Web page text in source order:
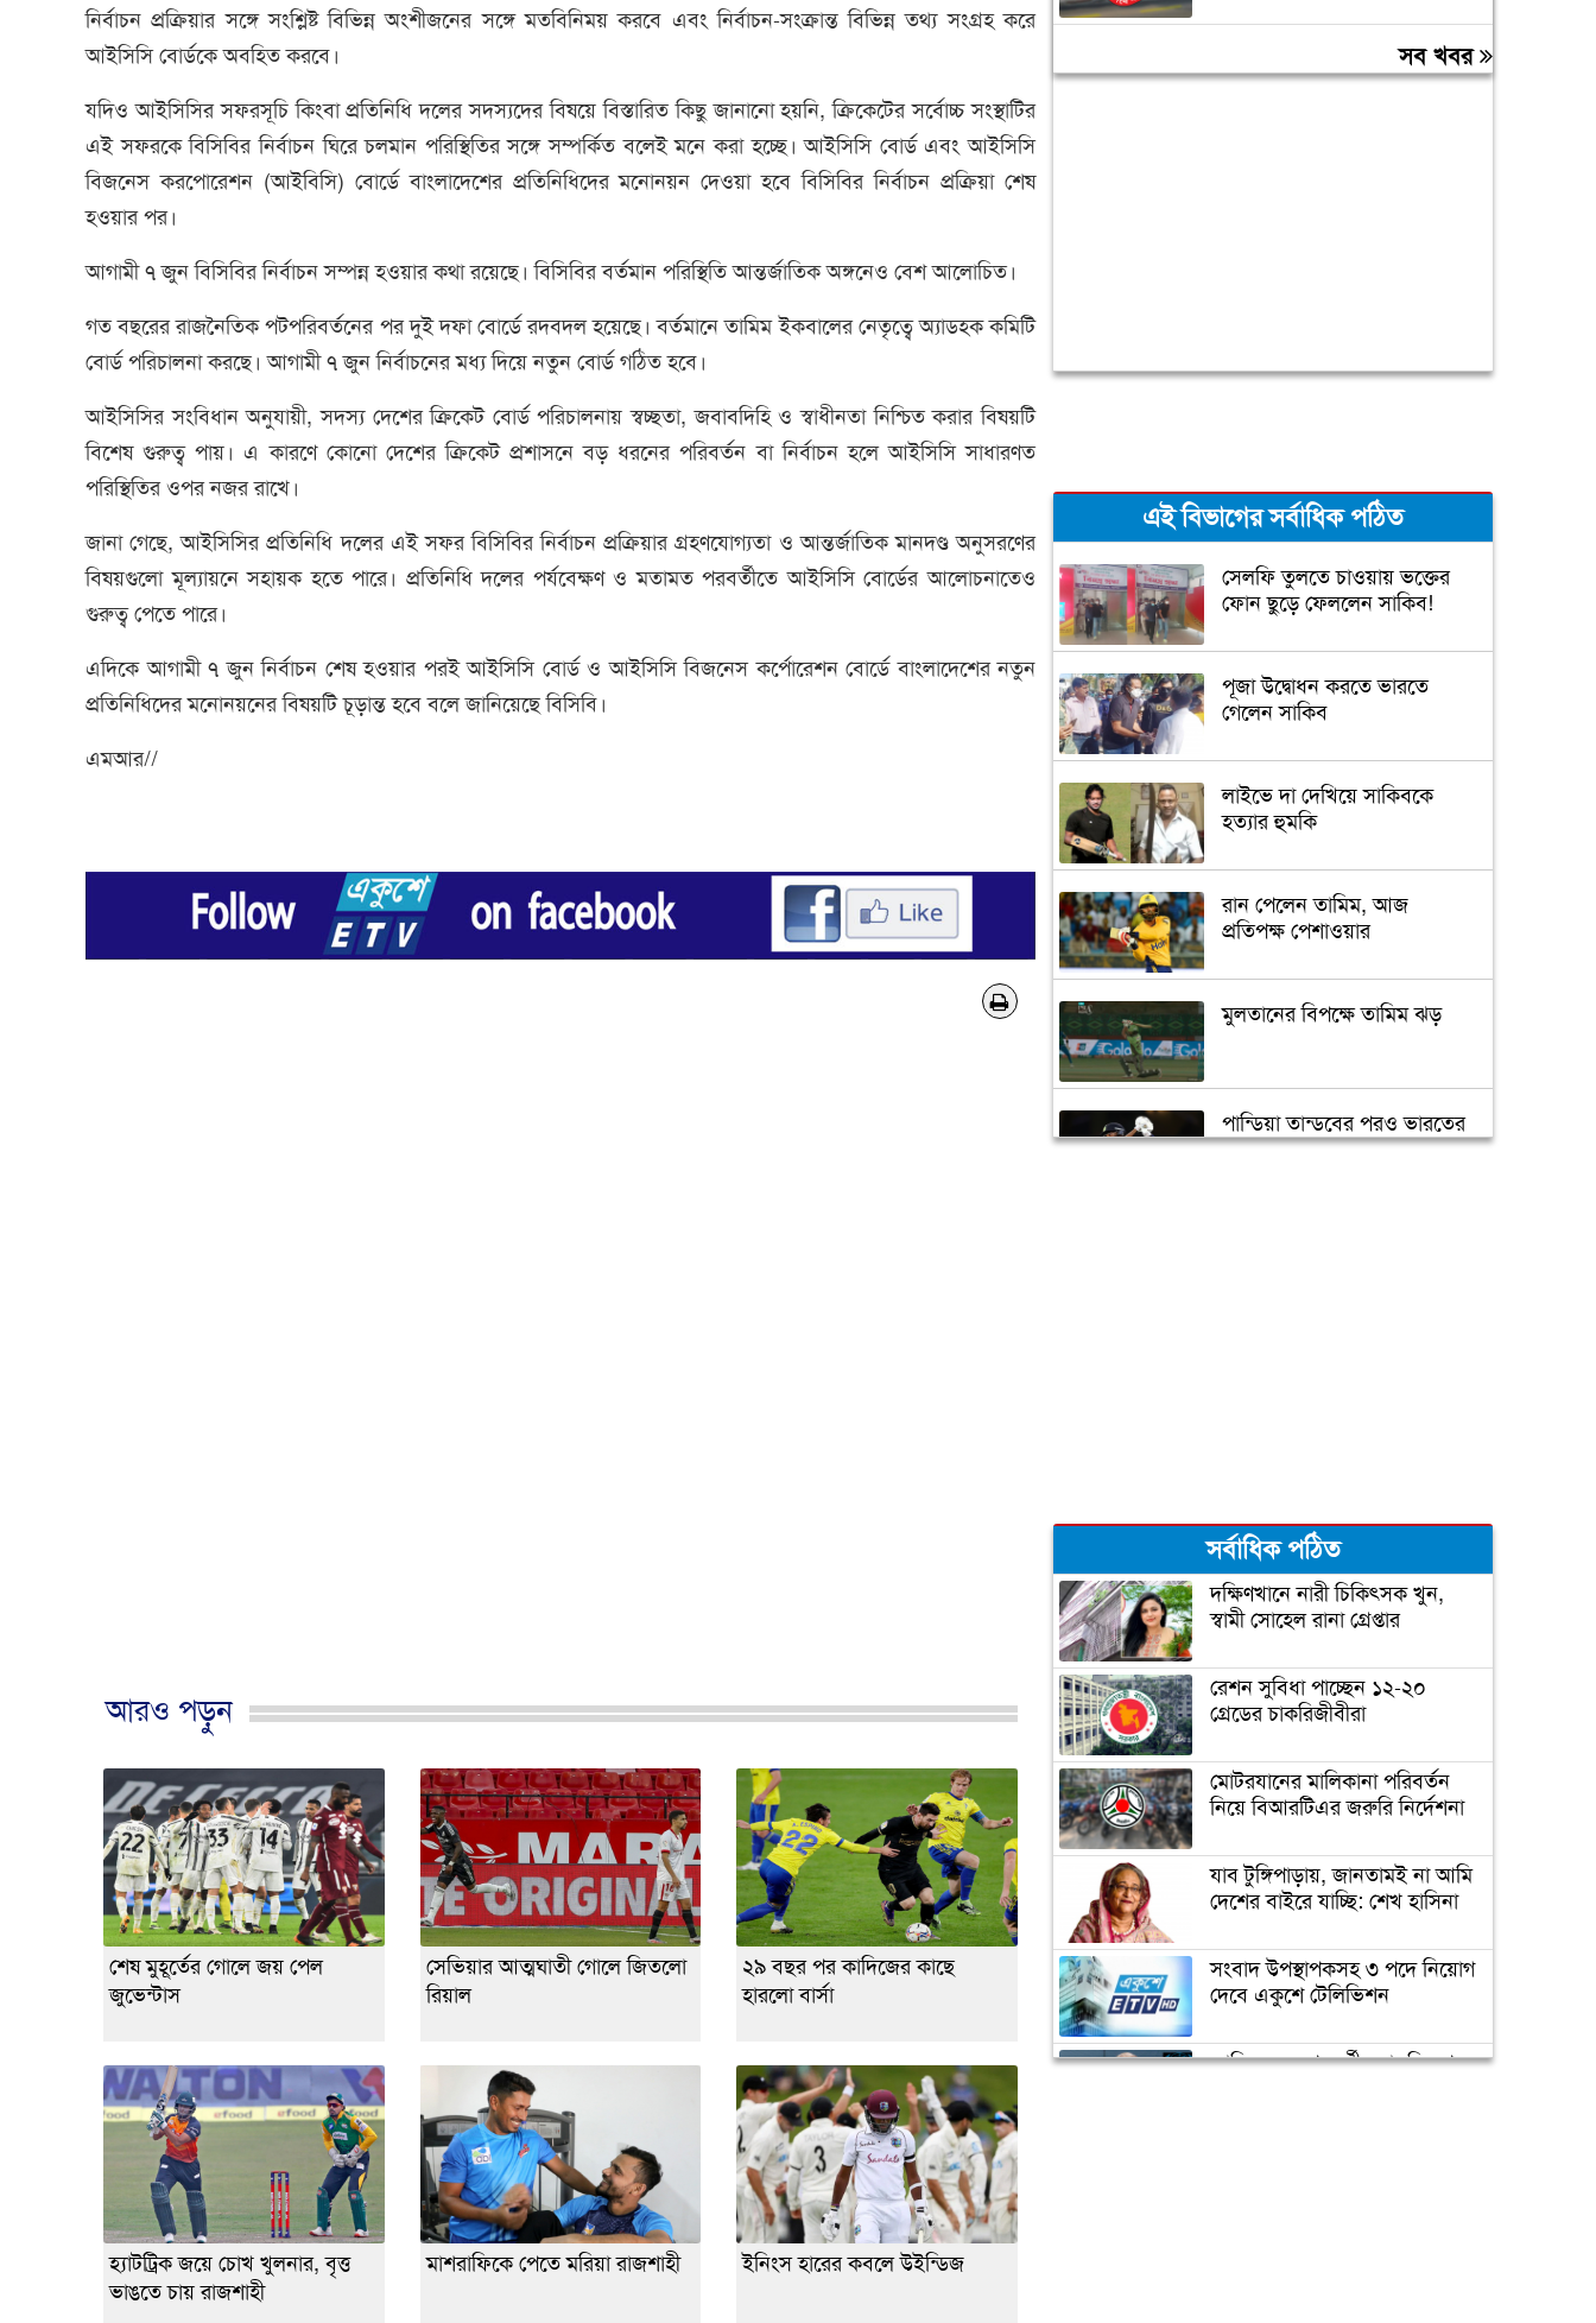
নির্বাচন প্রক্রিয়ার সঙ্গে সংশ্লিষ্ট বিভিন্ন অংশীজনের সঙ্গে মতবিনিময় করবে এবং নির্বাচন-সংক্রান্ত বিভিন্ন তথ্য সংগ্রহ করে
আইসিসি বোর্ডকে অবহিত করবে।
যদিও আইসিসির সফরসূচি কিংবা প্রতিনিধি দলের সদস্যদের বিষয়ে বিস্তারিত কিছু জানানো হয়নি, ক্রিকেটের সর্বোচ্চ সংস্থাটির
এই সফরকে বিসিবির নির্বাচন ঘিরে চলমান পরিস্থিতির সঙ্গে সম্পর্কিত বলেই মনে করা হচ্ছে। আইসিসি বোর্ড এবং আইসিসি
বিজনেস করপোরেশন (আইবিসি) বোর্ডে বাংলাদেশের প্রতিনিধিদের মনোনয়ন দেওয়া হবে বিসিবির নির্বাচন প্রক্রিয়া শেষ
হওয়ার পর।
আগামী ৭ জুন বিসিবির নির্বাচন সম্পন্ন হওয়ার কথা রয়েছে। বিসিবির বর্তমান পরিস্থিতি আন্তর্জাতিক অঙ্গনেও বেশ আলোচিত।
গত বছরের রাজনৈতিক পটপরিবর্তনের পর দুই দফা বোর্ডে রদবদল হয়েছে। বর্তমানে তামিম ইকবালের নেতৃত্বে অ্যাডহক কমিটি
বোর্ড পরিচালনা করছে। আগামী ৭ জুন নির্বাচনের মধ্য দিয়ে নতুন বোর্ড গঠিত হবে।
আইসিসির সংবিধান অনুযায়ী, সদস্য দেশের ক্রিকেট বোর্ড পরিচালনায় স্বচ্ছতা, জবাবদিহি ও স্বাধীনতা নিশ্চিত করার বিষয়টি
বিশেষ গুরুত্ব পায়। এ কারণে কোনো দেশের ক্রিকেট প্রশাসনে বড় ধরনের পরিবর্তন বা নির্বাচন হলে আইসিসি সাধারণত
পরিস্থিতির ওপর নজর রাখে।
জানা গেছে, আইসিসির প্রতিনিধি দলের এই সফর বিসিবির নির্বাচন প্রক্রিয়ার গ্রহণযোগ্যতা ও আন্তর্জাতিক মানদণ্ড অনুসরণের
বিষয়গুলো মূল্যায়নে সহায়ক হতে পারে। প্রতিনিধি দলের পর্যবেক্ষণ ও মতামত পরবর্তীতে আইসিসি বোর্ডের আলোচনাতেও
গুরুত্ব পেতে পারে।
এদিকে আগামী ৭ জুন নির্বাচন শেষ হওয়ার পরই আইসিসি বোর্ড ও আইসিসি বিজনেস কর্পোরেশন বোর্ডে বাংলাদেশের নতুন
প্রতিনিধিদের মনোনয়নের বিষয়টি চূড়ান্ত হবে বলে জানিয়েছে বিসিবি।
এমআর//
আরও পড়ুন
শেষ মুহূর্তের গোলে জয় পেল
জুভেন্টাস
সেভিয়ার আত্মঘাতী গোলে জিতলো
রিয়াল
২৯ বছর পর কাদিজের কাছে
হারলো বার্সা
হ্যাটট্রিক জয়ে চোখ খুলনার, বৃত্ত
ভাঙতে চায় রাজশাহী
মাশরাফিকে পেতে মরিয়া রাজশাহী ইনিংস হারের কবলে উইন্ডিজ
বন্যায় ক্ষতিগ্রস্ত ১০০ পরিবারকে
রোববার নতুন ঘর দেবেনসব খবর
এই বিভাগের সর্বাধিক পঠিত
সেলফি তুলতে চাওয়ায় ভক্তের
ফোন ছুড়ে ফেললেন সাকিব!
পূজা উদ্বোধন করতে ভারতে
গেলেন সাকিব
লাইভে দা দেখিয়ে সাকিবকে
হত্যার হুমকি
রান পেলেন তামিম, আজ
প্রতিপক্ষ পেশাওয়ার
মুলতানের বিপক্ষে তামিম ঝড়
পান্ডিয়া তান্ডবের পরও ভারতের
বড় পরাজয়
‘আপনি ক্রিকেটার, হিন্দুদের
ধর্মগুরু নন’
মাশরাফির ক্যারিয়ার শেষ!
ফিটনেসে সাকিবের সফলতার
রহস্য ফাঁস
সাকিবের জন্য বিগ ব্যাশের দরজা
বন্ধ
অবশেষে ক্ষমা প্রার্থনা করলেন
সর্বাধিক পঠিত
দক্ষিণখানে নারী চিকিৎসক খুন,
স্বামী সোহেল রানা গ্রেপ্তার
রেশন সুবিধা পাচ্ছেন ১২-২০
গ্রেডের চাকরিজীবীরা
মোটরযানের মালিকানা পরিবর্তন
নিয়ে বিআরটিএর জরুরি নির্দেশনা
যাব টুঙ্গিপাড়ায়, জানতামই না আমি
দেশের বাইরে যাচ্ছি: শেখ হাসিনা
সংবাদ উপস্থাপকসহ ৩ পদে নিয়োগ
দেবে একুশে টেলিভিশন
জাতিসংঘের পরবর্তী মহাসচিব পদে